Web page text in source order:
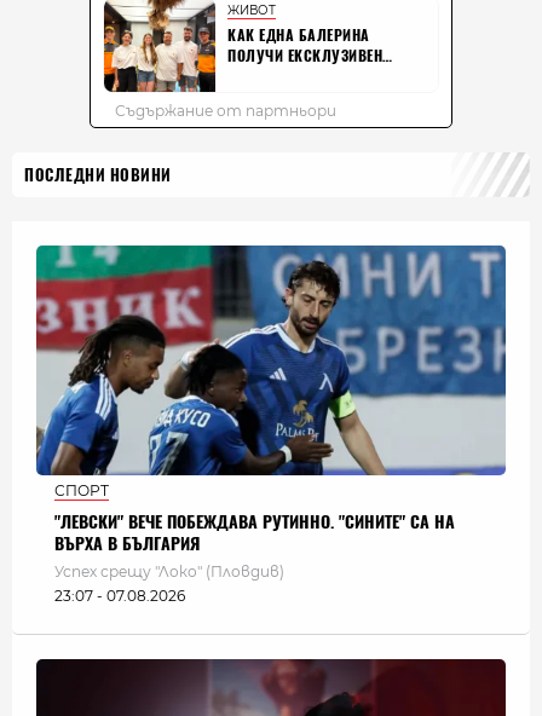
ПОСЛЕДНИ НОВИНИ
СПОРТ
"ЛЕВСКИ" ВЕЧЕ ПОБЕЖДАВА РУТИННО. "СИНИТЕ" СА НА
ВЪРХА В БЪЛГАРИЯ
Успех срещу "Локо" (Пловдив)
23:07 - 07.08.2026